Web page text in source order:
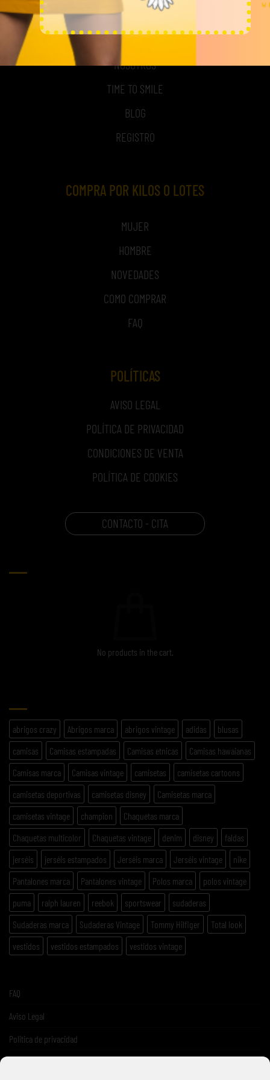
MI CUENTA
ACCESO A MI CUENTA
NOSOTROS
TIME TO SMILE
BLOG
REGISTRO
COMPRA POR KILOS O LOTES
MUJER
HOMBRE
NOVEDADES
COMO COMPRAR
FAQ
POLÍTICAS
AVISO LEGAL
POLÍTICA DE PRIVACIDAD
CONDICIONES DE VENTA
POLÍTICA DE COOKIES
CONTACTO - CITA
No products in the cart.
abrigos crazy Abrigos marca abrigos vintage adidas
blusas
camisas
Camisas estampadas Camisas etnicas
Camisas hawaianas
Camisas marca
Camisas vintage camisetas
camisetas cartoons
camisetas deportivas
camisetas disney
Camisetas marca
camisetas vintage
champion
Chaquetas marca
Chaquetas multicolor
Chaquetas vintage denim disney
faldas
jerséis
jerséis estampados Jerséis marca Jerséis vintage
nike
Pantalones marca
Pantalones vintage Polos marca
polos vintage
puma
ralph lauren reebok sportswear
sudaderas
Sudaderas marca
Sudaderas Vintage Tommy Hilfiger
Total look
vestidos
vestidos estampados vestidos vintage
FAQ
Aviso Legal
Politica de privacidad